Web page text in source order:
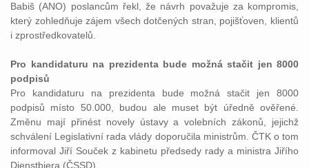
Babiš (ANO) poslancům řekl, že návrh považuje za kompromis,
který zohledňuje zájem všech dotčených stran, pojišťoven, klientů
i zprostředkovatelů.
Pro kandidaturu na prezidenta bude možná stačit jen 8000
podpisů
Pro kandidaturu na prezidenta bude možná stačit jen 8000
podpisů místo 50.000, budou ale muset být úředně ověřené.
Změnu mají přinést novely ústavy a volebních zákonů, jejichž
schválení Legislativní rada vlády doporučila ministrům. ČTK o tom
informoval Jiří Souček z kabinetu předsedy rady a ministra Jiřího
Dienstbiera (ČSSD).